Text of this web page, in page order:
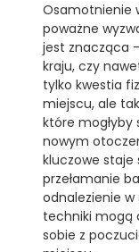
Osamotnienie
poważne
jest znacząca
kraju, czy
tylko kwestia
miejscu, ale
które
nowym
kluczowe staje
przełamanie
odnalezienie w
techniki mogą
sobie z